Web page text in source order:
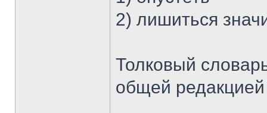
2) лишиться
Толковый
общей